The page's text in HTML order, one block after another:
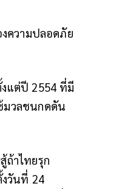
งความปลอดภัย
งแต่ปี 2554 ที่มี
มวลชนกดดัน
ถ้าไทยรุก
วันที่ 24